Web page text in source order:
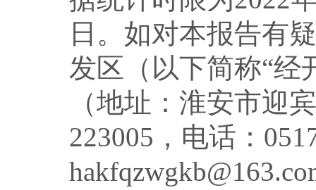
日。如对本报告有
发区（以下简称“经
（地址：淮安市迎
223005，电话：